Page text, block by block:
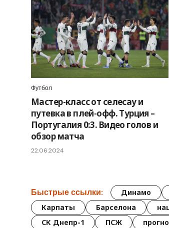
Футбол
Мастер-класс от селесау и
путевка в плей-офф. Турция –
Португалия 0:3. Видео голов и
обзор матча
22.06.2024
Быстрые ссылки: Динамо
Карпаты
Барселона
СК Днепр-1
ПСЖ